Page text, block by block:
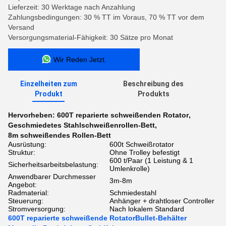
Lieferzeit: 30 Werktage nach Anzahlung
Zahlungsbedingungen: 30 % TT im Voraus, 70 % TT vor dem
Versand
Versorgungsmaterial-Fähigkeit: 30 Sätze pro Monat
Wir Reden Jetzt.
Einzelheiten zum
Produkt
Beschreibung des
Produkts
Hervorheben: 600T reparierte schweißenden Rotator,
Geschmiedetes Stahlschweißenrollen-Bett,
8m schweißendes Rollen-Bett
Ausrüstung:
600t Schweißrotator
Struktur:
Ohne Trolley befestigt
Sicherheitsarbeitsbelastung:
600 t/Paar (1 Leistung & 1
Umlenkrolle)
Anwendbarer Durchmesser
Angebot:
3m-8m
Radmaterial:
Schmiedestahl
Steuerung:
Anhänger + drahtloser Controller
Stromversorgung:
Nach lokalem Standard
600T reparierte schweißende RotatorBullet-Behälter